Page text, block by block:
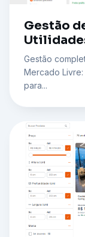
Gestão
Gestão
Mercado
para...